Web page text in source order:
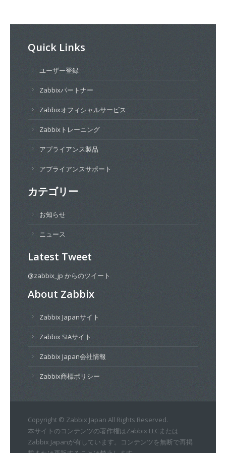
Quick Links
ユーザー登録
Zabbixパートナー
Zabbixオフィシャルサービス
Zabbixトレーニング
アプライアンス製品
アプライアンスサポート
カテゴリー
お知らせ
ニュース
Latest Tweet
@zabbix_jp からのツイート
About Zabbix
Zabbix Japanサイト
Zabbix SIAサイト
Zabbix Japan会社情報
Zabbix商標ポリシー
Copyright © Zabbix Japan All Rights Reserved.
本サイトのコンテンツの著作権はZabbix LLCまたは
Zabbix Japanが有しています。コンテンツを無断で再掲